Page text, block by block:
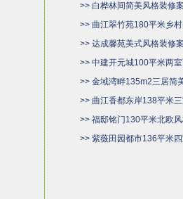
>> 白桦林间简美风格装修
>> 曲江翠竹苑180平米乡
>> 达成馨苑美式风格装修
>> 中建开元城100平米两
>> 金域湾畔135m2三居简
>> 曲江香都东岸138平米
>> 福邸铭门130平米北欧
>> 紫薇田园都市136平米